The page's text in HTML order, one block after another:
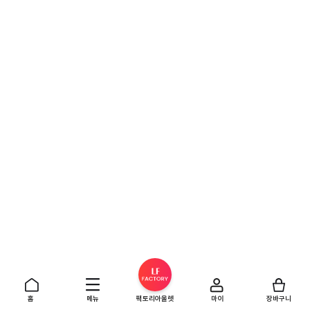
홈 메뉴 팩토리아울렛 마이 장바구니